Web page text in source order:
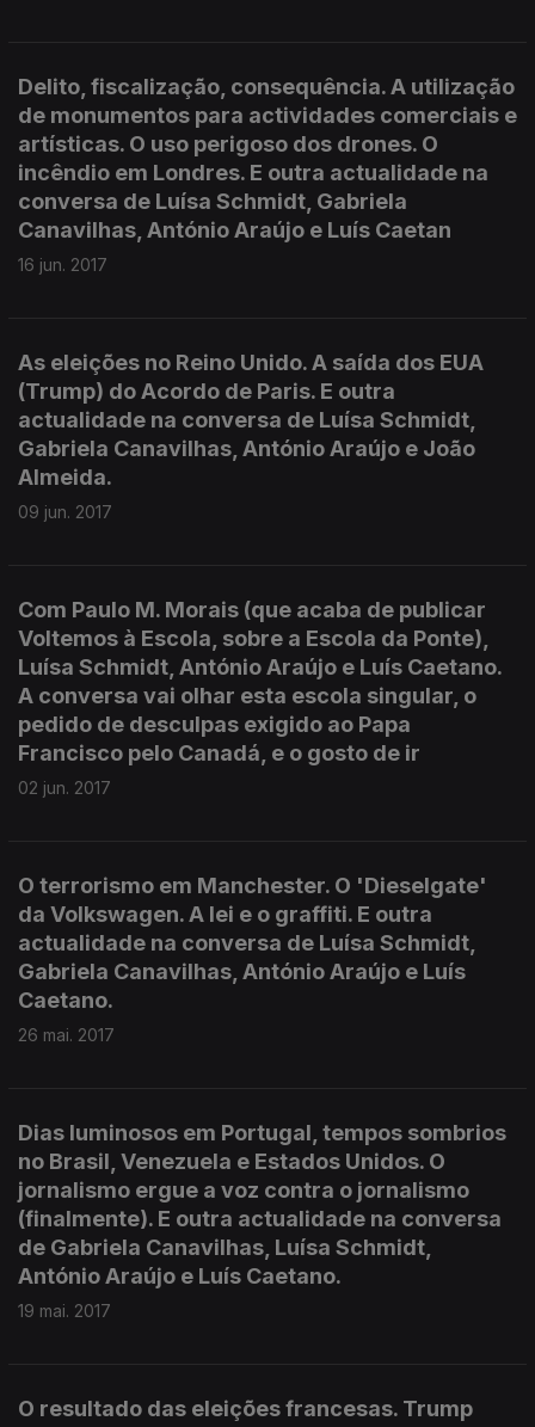
Delito, fiscalização, consequência. A utilização
de monumentos para actividades comerciais e
artísticas. O uso perigoso dos drones. O
incêndio em Londres. E outra actualidade na
conversa de Luísa Schmidt, Gabriela
Canavilhas, António Araújo e Luís Caetan
16 jun. 2017
As eleições no Reino Unido. A saída dos EUA
(Trump) do Acordo de Paris. E outra
actualidade na conversa de Luísa Schmidt,
Gabriela Canavilhas, António Araújo e João
Almeida.
09 jun. 2017
Com Paulo M. Morais (que acaba de publicar
Voltemos à Escola, sobre a Escola da Ponte),
Luísa Schmidt, António Araújo e Luís Caetano.
A conversa vai olhar esta escola singular, o
pedido de desculpas exigido ao Papa
Francisco pelo Canadá, e o gosto de ir
02 jun. 2017
O terrorismo em Manchester. O 'Dieselgate'
da Volkswagen. A lei e o graffiti. E outra
actualidade na conversa de Luísa Schmidt,
Gabriela Canavilhas, António Araújo e Luís
Caetano.
26 mai. 2017
Dias luminosos em Portugal, tempos sombrios
no Brasil, Venezuela e Estados Unidos. O
jornalismo ergue a voz contra o jornalismo
(finalmente). E outra actualidade na conversa
de Gabriela Canavilhas, Luísa Schmidt,
António Araújo e Luís Caetano.
19 mai. 2017
O resultado das eleições francesas. Trump